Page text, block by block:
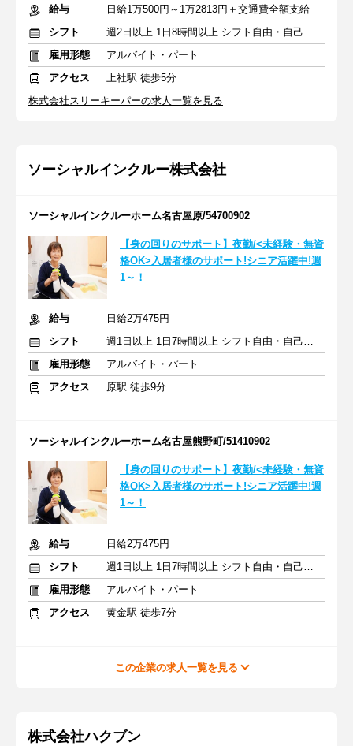
給与
日給1万500円～1万2813円＋交通費全額支給
シフト
週2日以上 1日8時間以上 シフト自由・自己申告
雇用形態
アルバイト・パート
アクセス
上社駅 徒歩5分
株式会社スリーキーパーの求人一覧を見る
ソーシャルインクルー株式会社
ソーシャルインクルーホーム名古屋原/54700902
【身の回りのサポート】夜勤/<未経験・無資
格OK>入居者様のサポート!シニア活躍中!週
1～！
給与
日給2万475円
シフト
週1日以上 1日7時間以上 シフト自由・自己申告
雇用形態
アルバイト・パート
アクセス
原駅 徒歩9分
ソーシャルインクルーホーム名古屋熊野町/51410902
【身の回りのサポート】夜勤/<未経験・無資
格OK>入居者様のサポート!シニア活躍中!週
1～！
給与
日給2万475円
シフト
週1日以上 1日7時間以上 シフト自由・自己申告
雇用形態
アルバイト・パート
アクセス
黄金駅 徒歩7分
この企業の求人一覧を見る
株式会社ハクブン